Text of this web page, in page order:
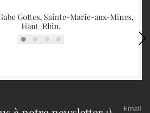
Gottes, Sainte-Marie-aux-Mines,
Haut-Rhin.
Email